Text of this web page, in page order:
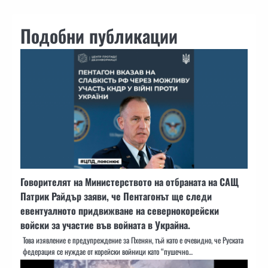
Подобни публикации
Говорителят на Министерството на отбраната на САЩ
Патрик Райдър заяви, че Пентагонът ще следи
евентуалното придвижване на севернокорейски
войски за участие във войната в Украйна.
Това изявление е предупреждение за Пхенян, тъй като е очевидно, че Руската
федерация се нуждае от корейски войници като “пушечно…